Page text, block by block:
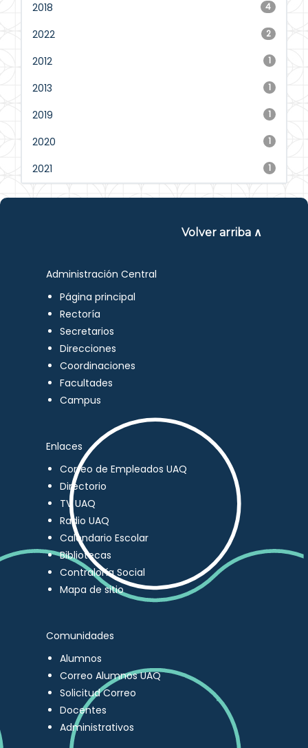
4
2018
2
2022
1
2012
1
2013
1
2019
1
2020
1
2021
Volver arriba ∧
Administración Central
Página principal
Rectoría
Secretarios
Direcciones
Coordinaciones
Facultades
Campus
Enlaces
Correo de Empleados UAQ
Directorio
TV UAQ
Radio UAQ
Calendario Escolar
Bibliotecas
Contraloría Social
Mapa de sitio
Comunidades
Alumnos
Correo Alumnos UAQ
Solicitud Correo
Docentes
Administrativos